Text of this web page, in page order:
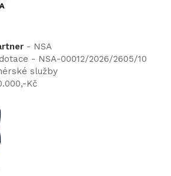
- NSA
- NSA-00012/2026/2605/10
služby
Kč